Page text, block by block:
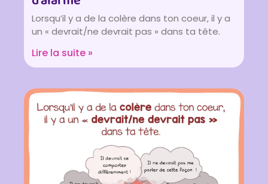
Lorsqu’il y a de la colère dans ton coeur, il y a
un « devrait/ne devrait pas » dans ta tête.
Lire la suite »